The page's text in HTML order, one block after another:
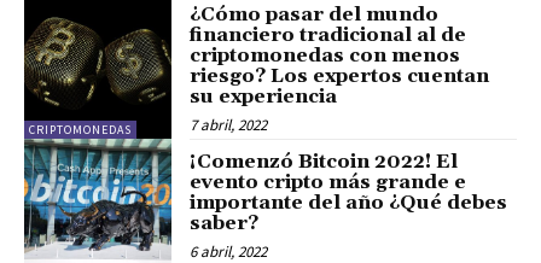
CRIPTOMONEDAS
¿Cómo pasar del mundo
financiero tradicional al de
criptomonedas con menos
riesgo? Los expertos cuentan
su experiencia
7 abril, 2022
¡Comenzó Bitcoin 2022! El
evento cripto más grande e
importante del año ¿Qué debes
saber?
6 abril, 2022